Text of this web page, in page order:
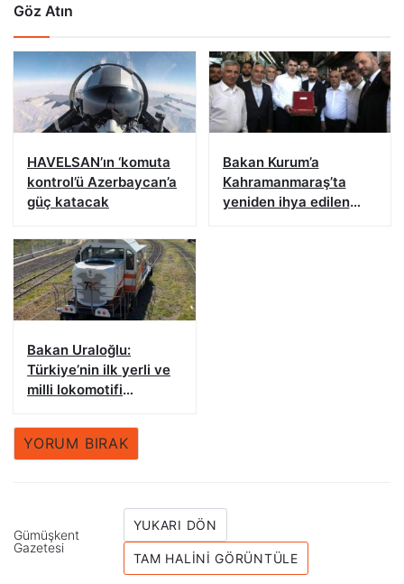
Göz Atın
HAVELSAN’ın ‘komuta
kontrol’ü Azerbaycan’a
güç katacak
Bakan Kurum’a
Kahramanmaraş’ta
yeniden ihya edilen
Bakan Uraloğlu:
Türkiye’nin ilk yerli ve
milli lokomotifi
yola çıktı
YORUM BIRAK
Gümüşkent
Gazetesi
YUKARI DÖN
TAM HALINI GÖRÜNTÜLE